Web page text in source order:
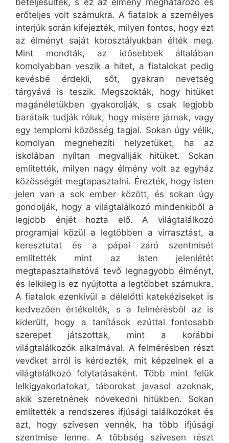
erőteljes volt számukra. A fiatalok a személyes
interjúk során kifejezték, milyen fontos, hogy ezt
az élményt saját korosztályukban élték meg.
Mint mondták, az idősebbek általában
komolyabban veszik a hitet, a fiatalokat pedig
kevésbé érdekli, sőt, gyakran nevetség
tárgyává is teszik. Megszokták, hogy hitüket
magánéletükben gyakorolják, s csak legjobb
barátaik tudják róluk, hogy misére járnak, vagy
egy templomi közösség tagjai. Sokan úgy vélik,
komolyan megnehezíti helyzetüket, ha az
iskolában nyíltan megvallják hitüket. Sokan
említették, milyen nagy élmény volt az egyház
közösségét megtapasztalni. Érezték, hogy Isten
jelen van a sok ember között, és sokan úgy
gondolják, hogy a világtalálkozó mindenkiből a
legjobb énjét hozta elő. A világtalálkozó
programjai közül a legtöbben a virrasztást, a
keresztutat és a pápai záró szentmisét
említették mint az Isten jelenlétét
megtapasztalhatóvá tevő legnagyobb élményt,
és lelkileg is ez nyújtotta a legtöbbet számukra.
A fiatalok ezenkívül a délelőtti katekéziseket is
kedvezően értékelték, s a felmérésből az is
kiderült, hogy a tanítások ezúttal fontosabb
szerepet játszottak, mint a korábbi
világtalálkozók alkalmával. A felmérésben részt
vevőket arról is kérdezték, mit képzelnek el a
világtalálkozó folytatásaként. Több mint felük
lelkigyakorlatokat, táborokat javasol azoknak,
akik szeretnének növekedni hitükben. Sokan
említették a rendszeres ifjúsági találkozókat és
azt, hogy szívesen vennék, ha több ifjúsági
szentmise lenne. A többség szívesen részt